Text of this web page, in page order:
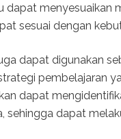
dapat menyesuaikan
sesuai dengan
dapat digunakan
pembelajaran
dapat
dapat